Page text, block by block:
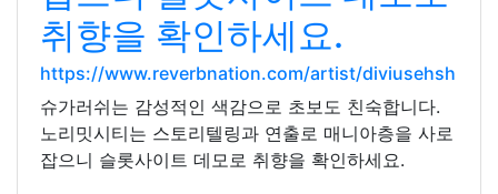
취향을 확인하세요.
https://www.reverbnation.com/artist/diviusehsh
슈가러쉬는 감성적인 색감으로 초보도 친숙합니다.
노리밋시티는 스토리텔링과 연출로 매니아층을 사로
잡으니 슬롯사이트 데모로 취향을 확인하세요.